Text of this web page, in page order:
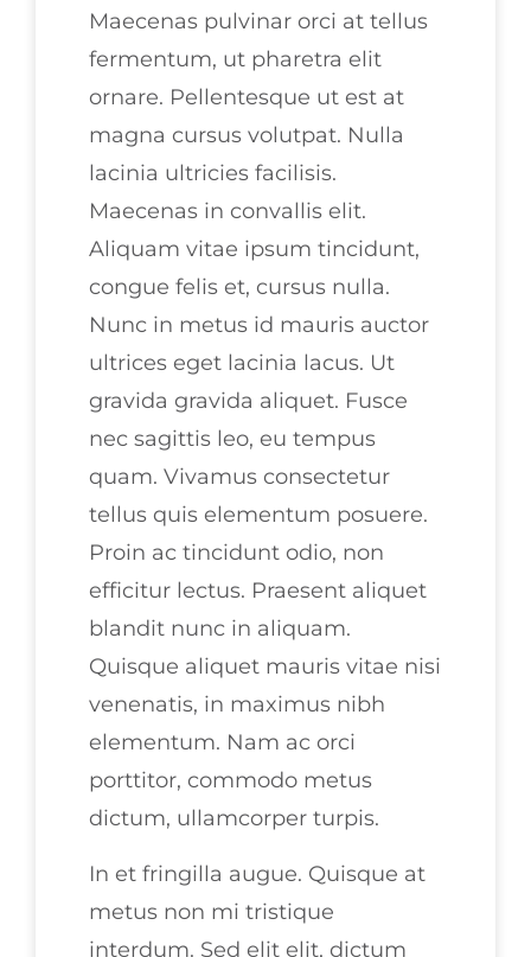
Maecenas pulvinar orci at tellus
fermentum, ut pharetra elit
ornare. Pellentesque ut est at
magna cursus volutpat. Nulla
lacinia ultricies facilisis.
Maecenas in convallis elit.
Aliquam vitae ipsum tincidunt,
congue felis et, cursus nulla.
Nunc in metus id mauris auctor
ultrices eget lacinia lacus. Ut
gravida gravida aliquet. Fusce
nec sagittis leo, eu tempus
quam. Vivamus consectetur
tellus quis elementum posuere.
Proin ac tincidunt odio, non
efficitur lectus. Praesent aliquet
blandit nunc in aliquam.
Quisque aliquet mauris vitae nisi
venenatis, in maximus nibh
elementum. Nam ac orci
porttitor, commodo metus
dictum, ullamcorper turpis.
In et fringilla augue. Quisque at
metus non mi tristique
interdum. Sed elit elit, dictum